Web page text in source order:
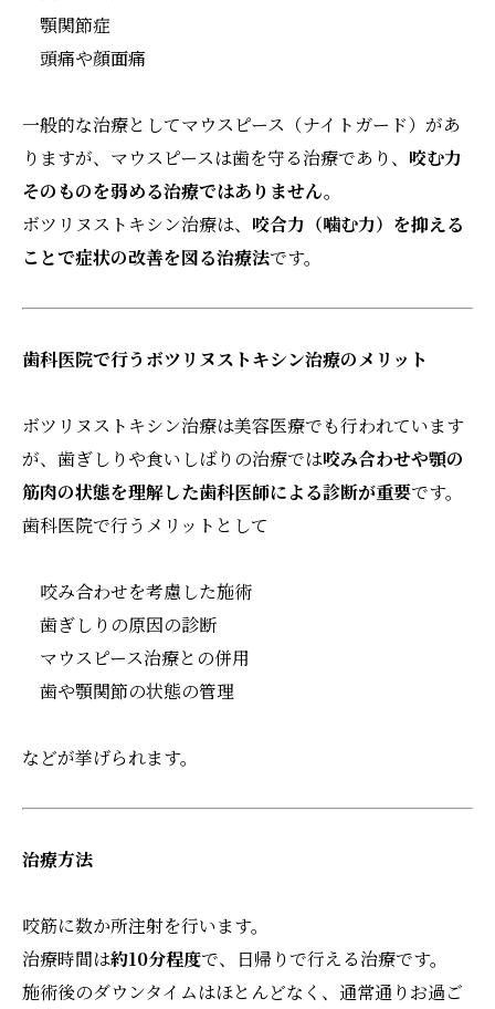
顎関節症
頭痛や顔面痛
一般的な治療としてマウスピース（ナイトガード）があ
りますが、マウスピースは歯を守る治療であり、 咬む力
そのものを弱める治療ではありません。
ボツリヌストキシン治療は、 咬合力（噛む力）を抑える
ことで症状の改善を図る治療法です。
歯科医院で行うボツリヌストキシン治療のメリット
ボツリヌストキシン治療は美容医療でも行われています
が、歯ぎしりや食いしばりの治療では咬み合わせや顎の
筋肉の状態を理解した歯科医師による診断が重要です。
歯科医院で行うメリットとして
咬み合わせを考慮した施術
歯ぎしりの原因の診断
マウスピース治療との併用
歯や顎関節の状態の管理
などが挙げられます。
治療方法
咬筋に数か所注射を行います。
治療時間は約10分程度で、日帰りで行える治療です。
施術後のダウンタイムはほとんどなく、通常通りお過ご